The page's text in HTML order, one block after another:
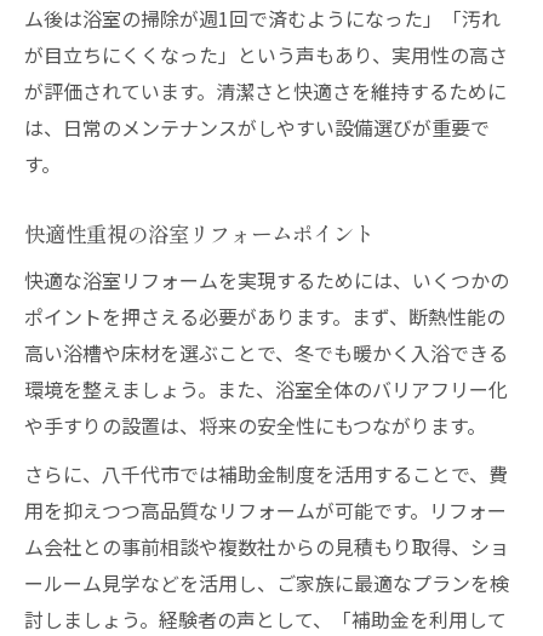
ム後は浴室の掃除が週1回で済むようになった」「汚れ
が目立ちにくくなった」という声もあり、実用性の高さ
が評価されています。清潔さと快適さを維持するために
は、日常のメンテナンスがしやすい設備選びが重要で
す。
快適性重視の浴室リフォームポイント
快適な浴室リフォームを実現するためには、いくつかの
ポイントを押さえる必要があります。まず、断熱性能の
高い浴槽や床材を選ぶことで、冬でも暖かく入浴できる
環境を整えましょう。また、浴室全体のバリアフリー化
や手すりの設置は、将来の安全性にもつながります。
さらに、八千代市では補助金制度を活用することで、費
用を抑えつつ高品質なリフォームが可能です。リフォー
ム会社との事前相談や複数社からの見積もり取得、ショ
ールーム見学などを活用し、ご家族に最適なプランを検
討しましょう。経験者の声として、「補助金を利用して